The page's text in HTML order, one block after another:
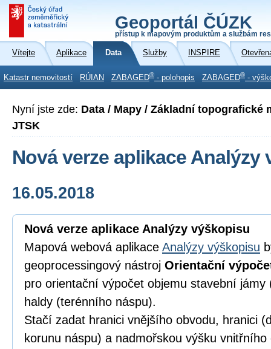
Geoportál ČÚZK
přístup k mapovým produktům a službám
Vítejte Aplikace Data Služby INSPIRE
Katastr nemovitostí RÚIAN ZABAGED® - polohopis ZABAGED® -
Nyní jste zde: Data / Mapy / Základní topografické
JTSK
Nová verze aplikace Analýzy
16.05.2018
Nová verze aplikace Analýzy výškopisu
Mapová webová aplikace Analýzy výškopisu
geoprocessingový nástroj Orientační
pro orientační výpočet objemu stavební
haldy (terénního náspu).
Stačí zadat hranici vnějšího obvodu, hranici
korunu náspu) a nadmořskou výšku